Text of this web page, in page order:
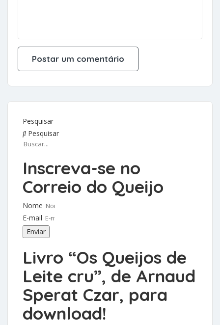
Pesquisar
Pesquisar
Inscreva-se no
Correio do Queijo
Nome
E-mail
Enviar
Livro “Os Queijos de
Leite cru”, de Arnaud
Sperat Czar, para
download!